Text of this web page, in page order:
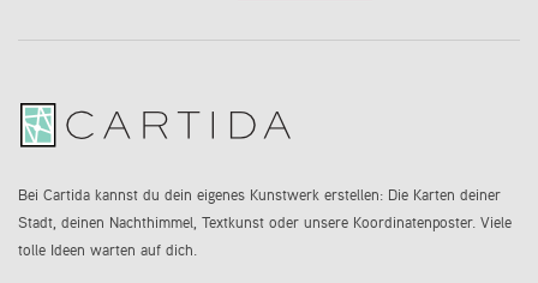
Bei Cartida kannst du dein eigenes Kunstwerk erstellen: Die Karten deiner
Stadt, deinen Nachthimmel, Textkunst oder unsere Koordinatenposter. Viele
tolle Ideen warten auf dich.